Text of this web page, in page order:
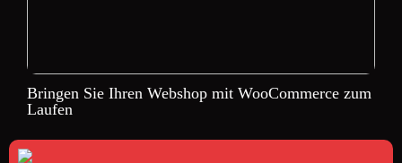
Bringen Sie Ihren Webshop mit WooCommerce zum
Laufen